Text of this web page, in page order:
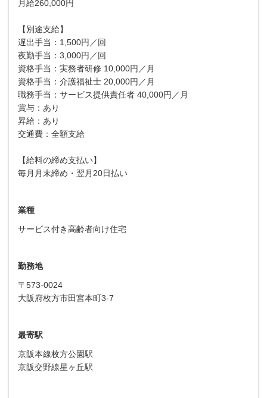
月給260,000円
【別途支給】
遅出手当：1,500円／回
夜勤手当：3,000円／回
資格手当：実務者研修 10,000円／月
資格手当：介護福祉士 20,000円／月
職務手当：サービス提供責任者 40,000円／月
賞与：あり
昇給：あり
交通費：全額支給
【給料の締め支払い】
毎月月末締め・翌月20日払い
業種
サービス付き高齢者向け住宅
勤務地
〒573-0024
大阪府枚方市田宮本町3-7
最寄駅
京阪本線枚方公園駅
京阪交野線星ヶ丘駅